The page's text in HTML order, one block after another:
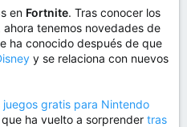
en Fortnite. Tras conocer los
ahora tenemos novedades de
ha conocido después de que
y se relaciona con nuevos
juegos gratis para Nintendo
ha vuelto a sorprender tras